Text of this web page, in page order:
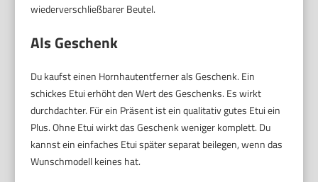
wiederverschließbarer Beutel.
Als Geschenk
Du kaufst einen Hornhautentferner als Geschenk. Ein
schickes Etui erhöht den Wert des Geschenks. Es wirkt
durchdachter. Für ein Präsent ist ein qualitativ gutes Etui ein
Plus. Ohne Etui wirkt das Geschenk weniger komplett. Du
kannst ein einfaches Etui später separat beilegen, wenn das
Wunschmodell keines hat.